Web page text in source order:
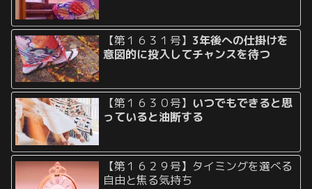
【第１６３１号】 3年後への仕掛けを
意図的に投入してチャンスを待つ
【第１６３０号】 いつでもできると思
っていると油断する
【第１６２９号】タイミングを選べる
自由と焦る気持ち